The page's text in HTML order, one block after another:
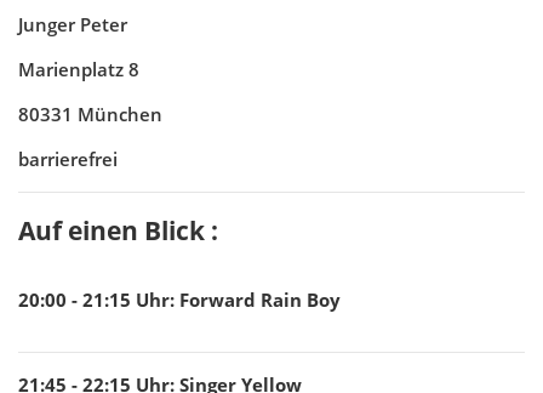
Junger Peter
Marienplatz 8
80331 München
barrierefrei
Auf einen Blick :
20:00 - 21:15 Uhr: Forward Rain Boy
21:45 - 22:15 Uhr: Singer Yellow